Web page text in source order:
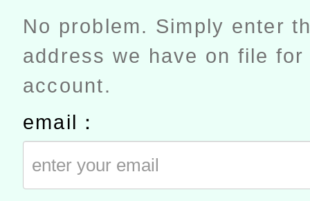
No problem. Simply enter
address we have on file for
account.
email：